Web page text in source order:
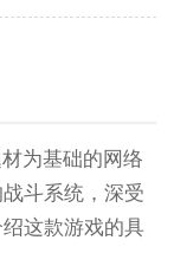
为基础的网络
斗系统，深受
这款游戏的具